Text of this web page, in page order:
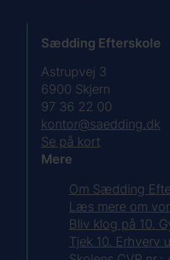
Sædding Efterskole
Astrupvej 3
6900 Skjern
97 36 22 00
kontor@saedding.dk
Se på kort
Mere
Om Sædding
Læs mere om
Bliv klog på 10.
Tjek 10. Erhverv